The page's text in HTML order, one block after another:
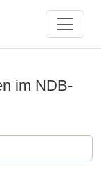
im NDB-